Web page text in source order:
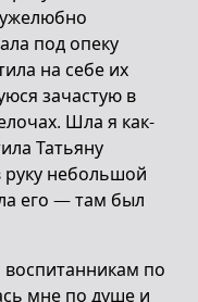
под опеку
на себе их
зачастую в
Шла я как-
Татьяну
небольшой
его — там был
по
мне по душе и